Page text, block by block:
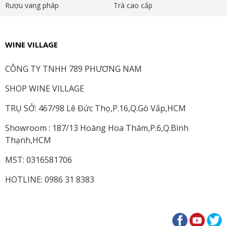
Rượu vang pháp
Trà cao cấp
WINE VILLAGE
CÔNG TY TNHH 789 PHƯƠNG NAM
SHOP WINE VILLAGE
TRỤ SỞ: 467/98 Lê Đức Thọ,P.16,Q.Gò Vấp,HCM
Showroom : 187/13 Hoàng Hoa Thám,P.6,Q.Bình
Thạnh,HCM
MST: 0316581706
HOTLINE: 0986 31 8383